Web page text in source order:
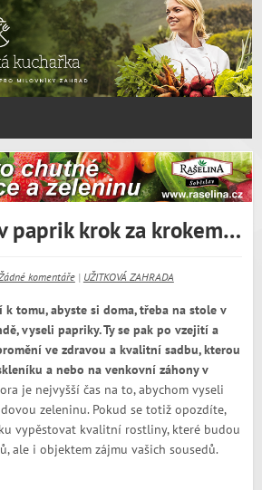
paprik krok za krokem…
komentáře| UŽITKOVÁ ZAHRADA
tomu, abyste si doma, třeba na stole v
vyseli papriky. Ty se pak po vzejití a
ve zdravou a kvalitní sadbu, kterou
a nebo na venkovní záhony v
je nejvyšší čas na to, abychom vyseli
zeleninu. Pokud se totiž opozdíte,
vypěstovat kvalitní rostliny, které budou
ale i objektem zájmu vašich sousedů.